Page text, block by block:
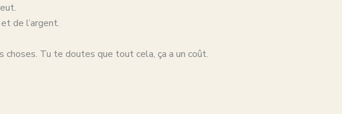
de l’argent.
Tu te doutes que tout cela, ça a un coût.